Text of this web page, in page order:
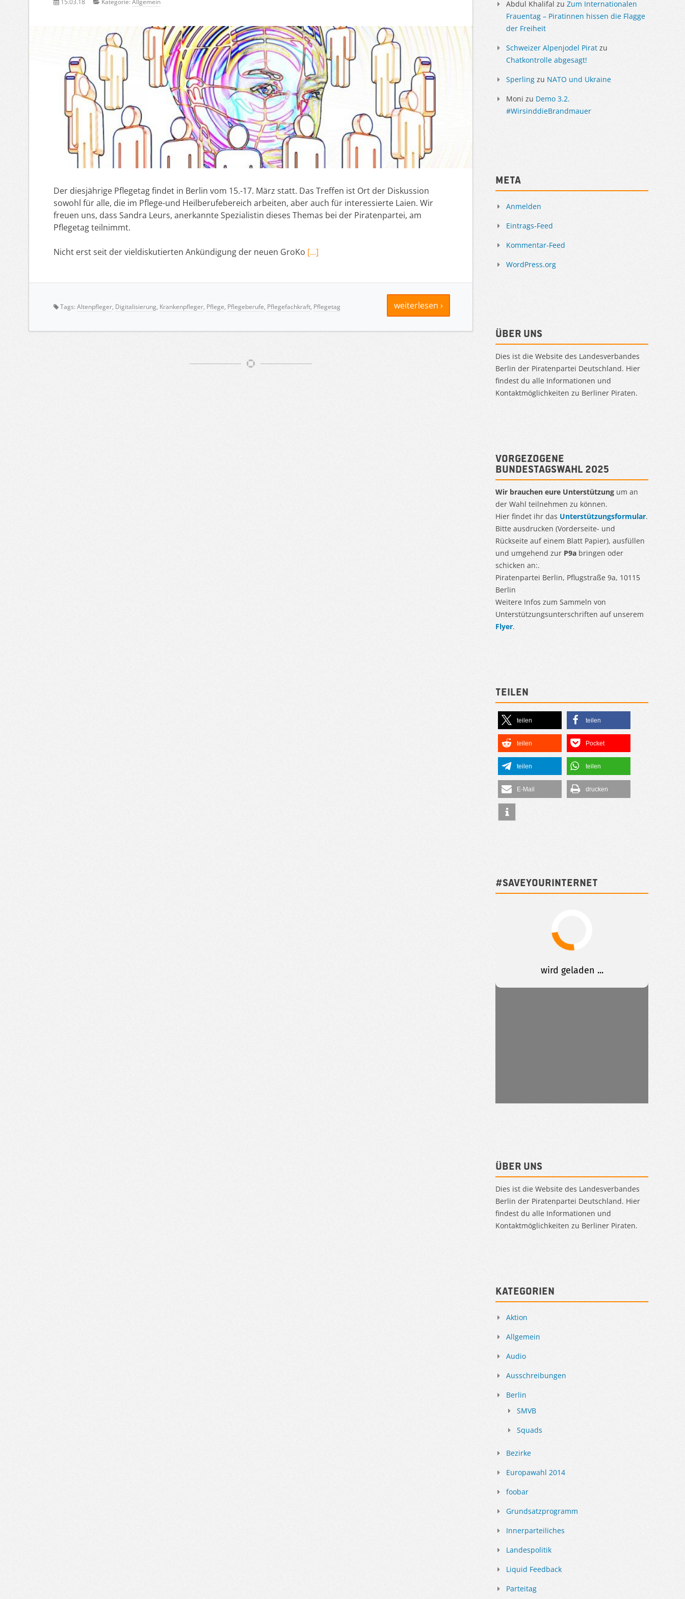
15.03.18 Kategorie: Allgemein
Der diesjährige Pflegetag findet in Berlin vom 15.-17. März statt. Das Treffen ist Ort der Diskussion
sowohl für alle, die im Pflege-und Heilberufebereich arbeiten, aber auch für interessierte Laien. Wir
freuen uns, dass Sandra Leurs, anerkannte Spezialistin dieses Themas bei der Piratenpartei, am
Pflegetag teilnimmt.
Nicht erst seit der vieldiskutierten Ankündigung der neuen GroKo […]
weiterlesen ›
Tags: Altenpfleger, Digitalisierung, Krankenpfleger, Pflege, Pflegeberufe, Pflegefachkraft, Pflegetag
Abdul Khalifal zu Zum Internationalen
Frauentag – Piratinnen hissen die Flagge
der Freiheit
Schweizer Alpenjodel Pirat zu
Chatkontrolle abgesagt!
Sperling zu NATO und Ukraine
Moni zu Demo 3.2.
#WirsinddieBrandmauer
Meta
Anmelden
Eintrags-Feed
Kommentar-Feed
WordPress.org
Über uns
Dies ist die Website des Landesverbandes
Berlin der Piratenpartei Deutschland. Hier
findest du alle Informationen und
Kontaktmöglichkeiten zu Berliner Piraten.
Vorgezogene
Bundestagswahl 2025
Wir brauchen eure Unterstützung um an
der Wahl teilnehmen zu können.
Hier findet ihr das Unterstützungsformular.
Bitte ausdrucken (Vorderseite- und
Rückseite auf einem Blatt Papier), ausfüllen
und umgehend zur P9a bringen oder
schicken an:.
Piratenpartei Berlin, Pflugstraße 9a, 10115
Berlin
Weitere Infos zum Sammeln von
Unterstützungsunterschriften auf unserem
Flyer.
Teilen
teilen teilen
teilen Pocket
teilen teilen
E-Mail drucken
#SAVEYOURINTERNET
Über uns
Dies ist die Website des Landesverbandes
Berlin der Piratenpartei Deutschland. Hier
findest du alle Informationen und
Kontaktmöglichkeiten zu Berliner Piraten.
Kategorien
Aktion
Allgemein
Audio
Ausschreibungen
Berlin
SMVB
Squads
Bezirke
Europawahl 2014
foobar
Grundsatzprogramm
Innerparteiliches
Landespolitik
Liquid Feedback
Parteitag